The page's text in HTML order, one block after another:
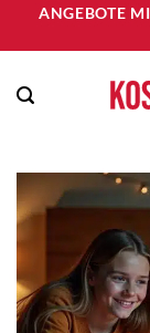
Zum
Inhalt
springen
ANGEBOTE